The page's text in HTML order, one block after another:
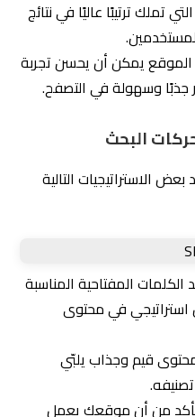
تملك ترتيبًا عاليًا في نتائج
يمكن أن يحسن تجربة
جذبًا وسهولة في التصفح.
الاستراتيجيات التالية
الكلمات المفتاحية المناسبة
في محتوى
قيم وجذاب يلبّي
من أن موقعك يعمل